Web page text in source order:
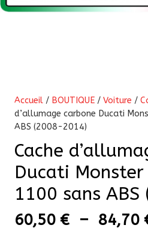
Accueil / BOUTIQUE / Voiture /
d’allumage carbone Ducati
ABS (2008-2014)
Cache
Ducati
1100 sans
60,50 € – 84,70